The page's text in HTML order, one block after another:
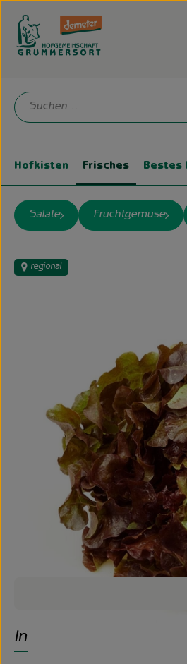
Hofkisten Frisches Bestes
Salate Fruchtgemüse
regional
Info